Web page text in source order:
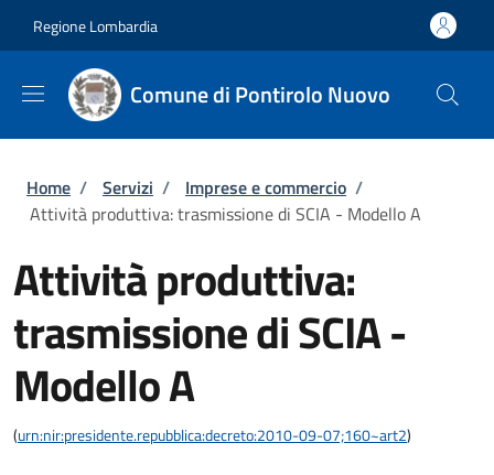
Regione Lombardia
Comune di Pontirolo Nuovo
Briciole di pane
Home / Servizi / Imprese e commercio /
Attività produttiva: trasmissione di SCIA - Modello A
Attività produttiva:
trasmissione di SCIA -
Modello A
(urn:nir:presidente.repubblica:decreto:2010-09-07;160~art2)